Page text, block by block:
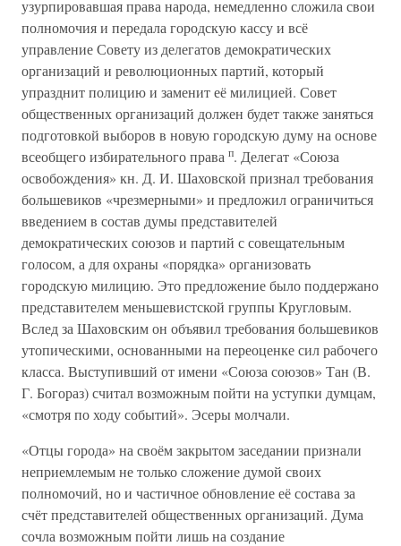
узурпировавшая права народа, немедленно сложила свои
полномочия и передала городскую кассу и всё
управление Совету из делегатов демократических
организаций и революционных партий, который
упразднит полицию и заменит её милицией. Совет
общественных организаций должен будет также заняться
подготовкой выборов в новую городскую думу на основе
всеобщего избирательного права п. Делегат «Союза
освобождения» кн. Д. И. Шаховской признал требования
большевиков «чрезмерными» и предложил ограничиться
введением в состав думы представителей
демократических союзов и партий с совещательным
голосом, а для охраны «порядка» организовать
городскую милицию. Это предложение было поддержано
представителем меньшевистской группы Кругловым.
Вслед за Шаховским он объявил требования большевиков
утопическими, основанными на переоценке сил рабочего
класса. Выступивший от имени «Союза союзов» Тан (В.
Г. Богораз) считал возможным пойти на уступки думцам,
«смотря по ходу событий». Эсеры молчали.
«Отцы города» на своём закрытом заседании признали
неприемлемым не только сложение думой своих
полномочий, но и частичное обновление её состава за
счёт представителей общественных организаций. Дума
сочла возможным пойти лишь на создание